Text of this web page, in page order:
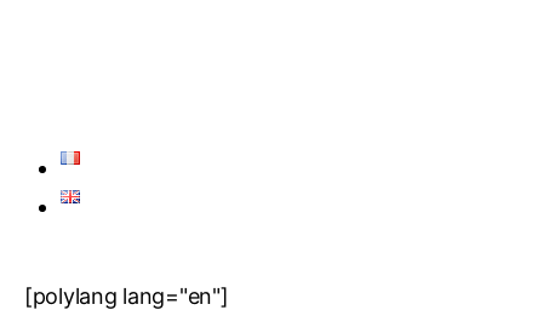
[polylang lang="en"]